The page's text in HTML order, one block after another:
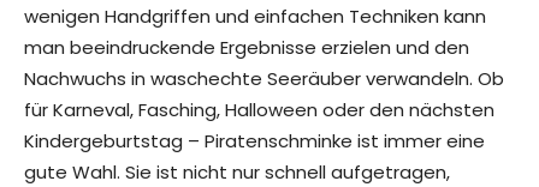
wenigen Handgriffen und einfachen Techniken kann
man beeindruckende Ergebnisse erzielen und den
Nachwuchs in waschechte Seeräuber verwandeln. Ob
für Karneval, Fasching, Halloween oder den nächsten
Kindergeburtstag – Piratenschminke ist immer eine
gute Wahl. Sie ist nicht nur schnell aufgetragen,